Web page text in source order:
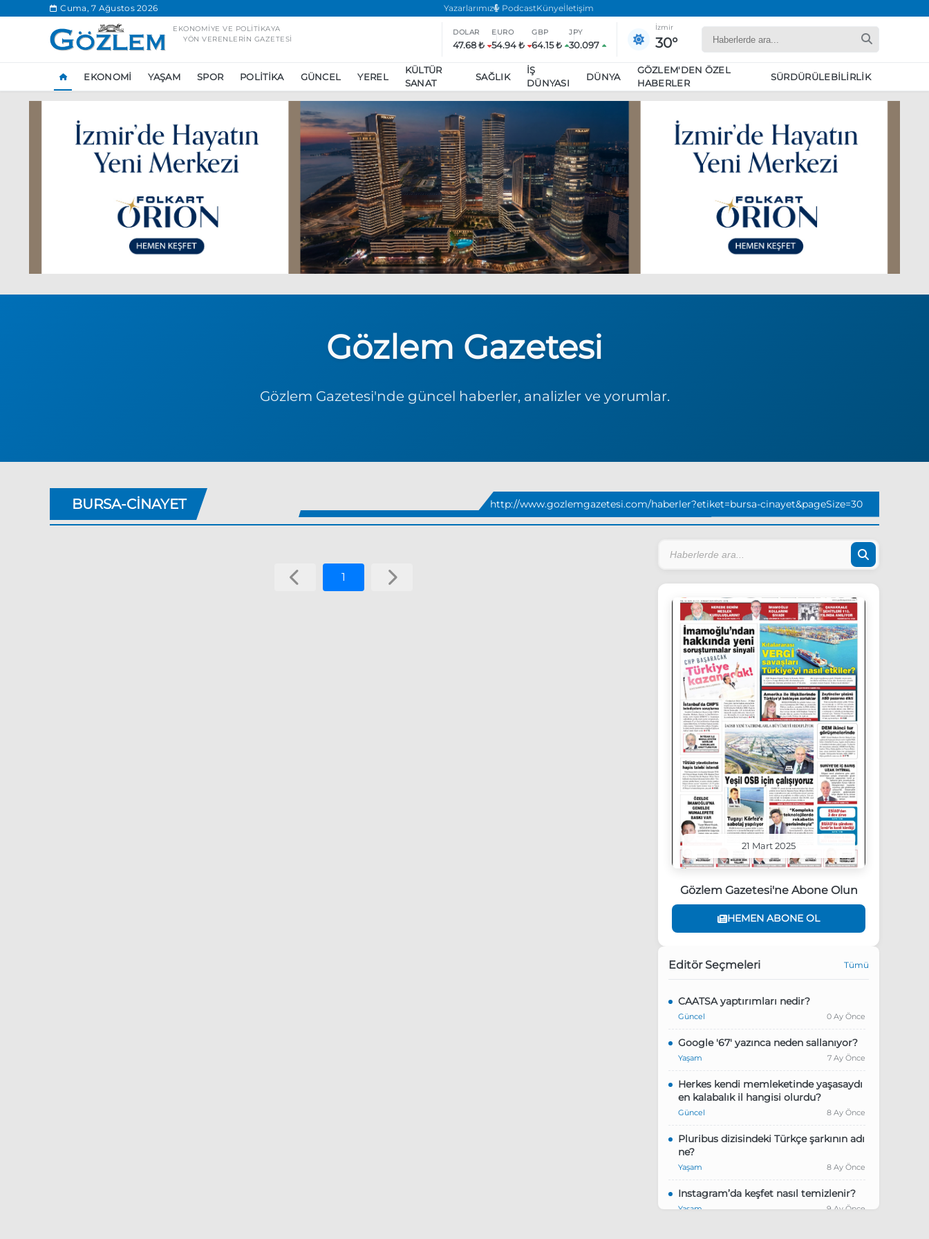
Cuma, 7 Ağustos 2026 Yazarlarımız PodcastKünyeİletişim
EKONOMIYE VE POLITIKAYA
YÖN VERENLERIN GAZETESI
DOLAR
47.68 ₺
EURO
54.94 ₺
GBP
64.15 ₺
JPY
30.097
İzmir
30°
EKONOMI YAŞAM SPOR POLITIKA GÜNCEL YEREL
KÜLTÜR
SANAT
SAĞLIK
İŞ
DÜNYASI
DÜNYA
GÖZLEM'DEN ÖZEL
HABERLER
SÜRDÜRÜLEBILIRLIK
Ankara’da eylem yasağı uzatıldı
Özgür Özel, Ekrem İmamoğlu’nu ziyaret edecek
Ünlü çift bir etkinliğe daha katılmama kararı aldı
Boykot
Gözlem Gazetesi
Gözlem Gazetesi'nde güncel haberler, analizler ve yorumlar.
BURSA-CINAYET http://www.gozlemgazetesi.com/haberler?etiket=bursa-cinayet&pageSize=30
1
21 Mart 2025
Gözlem Gazetesi'ne Abone Olun
HEMEN ABONE OL
Editör Seçmeleri Tümü
CAATSA yaptırımları nedir?
Güncel 0 Ay Önce
Google '67' yazınca neden sallanıyor?
Yaşam 7 Ay Önce
Herkes kendi memleketinde yaşasaydı
en kalabalık il hangisi olurdu?
Güncel 8 Ay Önce
Pluribus dizisindeki Türkçe şarkının adı
ne?
Yaşam 8 Ay Önce
Instagram’da keşfet nasıl temizlenir?
Yaşam 9 Ay Önce